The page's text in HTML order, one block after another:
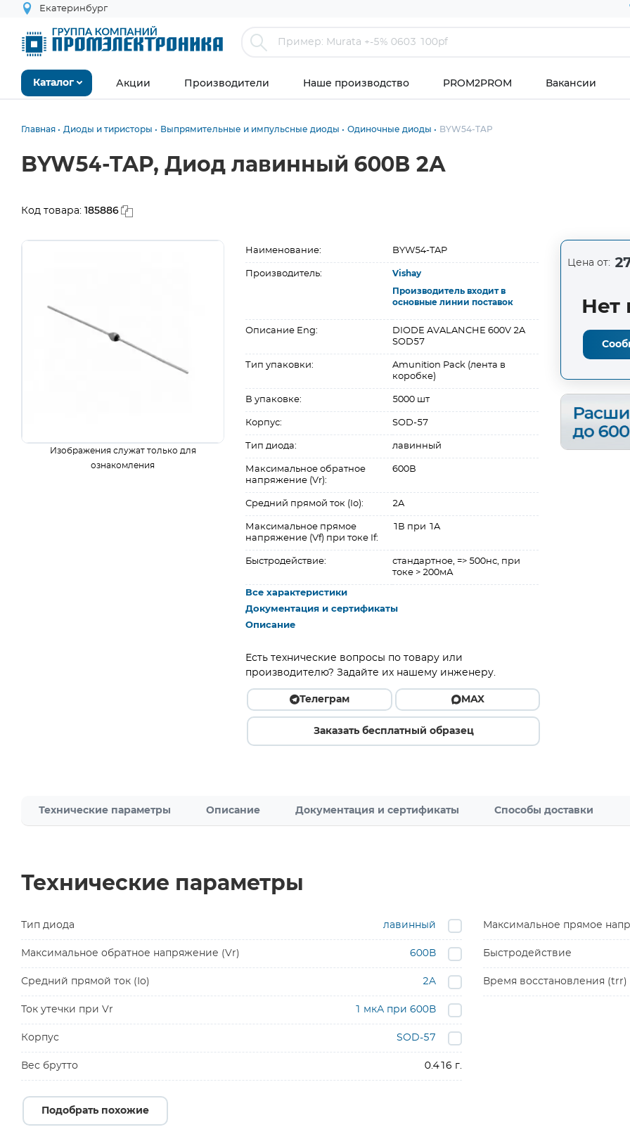
Екатеринбург
Каталог Акции Производители Наше производство PROM2PROM Вакансии
Главная Диоды и тиристоры Выпрямительные и импульсные диоды Одиночные диоды BYW54-TAP
BYW54-TAP, Диод лавинный 600В 2А
Код товара: 185886
Изображения служат только для
ознакомления
Наименование: BYW54-TAP
Производитель: Vishay
Производитель входит в
основные линии поставок
Описание Eng:
DIODE AVALANCHE 600V 2A
SOD57
Тип упаковки:
Amunition Pack (лента в
коробке)
В упаковке: 5000 шт
Корпус: SOD-57
Тип диода: лавинный
Максимальное обратное
напряжение (Vr):
600В
Средний прямой ток (Io): 2A
Максимальное прямое
напряжение (Vf) при токе If:
1В при 1A
Быстродействие:
стандартное, => 500нс, при
токе > 200мА
Все характеристики
Документация и сертификаты
Описание
Есть технические вопросы по товару или
производителю? Задайте их нашему инженеру.
Телеграм MAX
Заказать бесплатный образец
Цена от:
Нет
Технические параметры Описание Документация и сертификаты Способы доставки
Технические параметры
Тип диода лавинный
Максимальное обратное напряжение (Vr) 600В
Средний прямой ток (Io) 2A
Максимальное прямое
Быстродействие
Время восстановления (trr)
Ток утечки при Vr 1 мкА при 600В
Корпус SOD-57
Вес брутто 0.416 г.
Подобрать похожие